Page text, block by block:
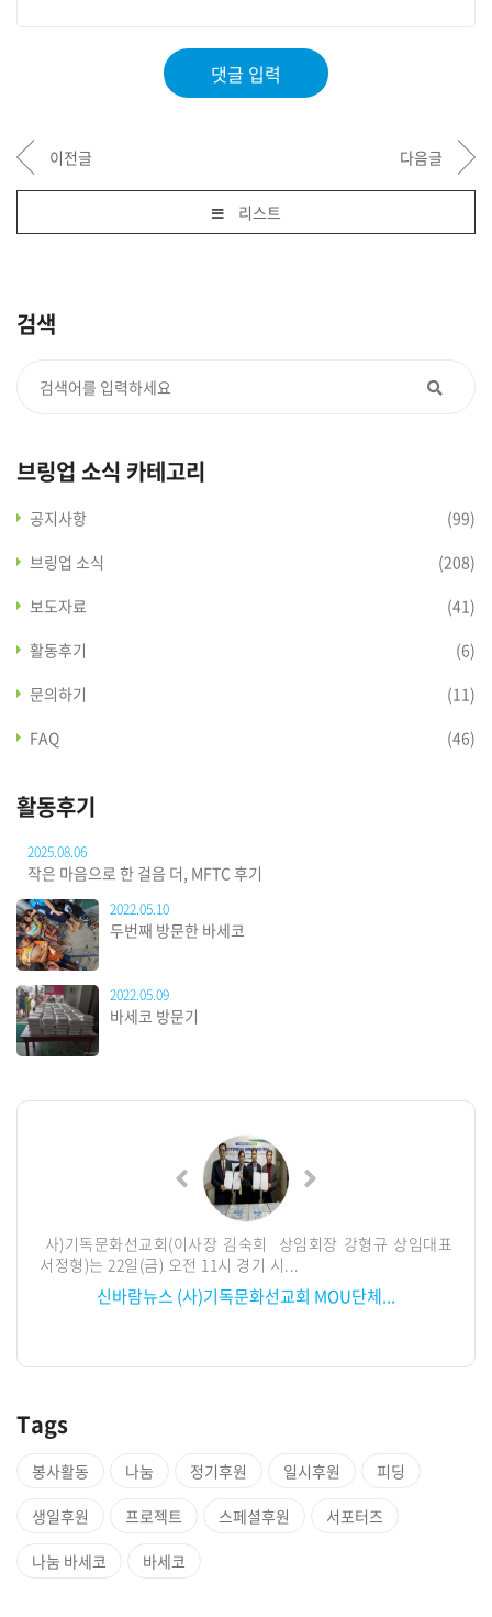
댓글 입력
이전글 다음글
리스트
검색
브링업 소식 카테고리
공지사항
(99)
브링업 소식
(208)
보도자료
(41)
활동후기
(6)
문의하기
(11)
FAQ
(46)
활동후기
2025.08.06
작은 마음으로 한 걸음 더, MFTC 후기
2022.05.10
두번째 방문한 바세코
2022.05.09
바세코 방문기
사)기독문화선교회(이사장 김숙희 상임회장 강형규 상임대표
서정형)는 22일(금) 오전 11시 경기 시...
신바람뉴스 (사)기독문화선교회 MOU단체...
Tags
봉사활동 나눔 정기후원 일시후원 피딩
생일후원 프로젝트 스페셜후원 서포터즈
나눔 바세코 바세코